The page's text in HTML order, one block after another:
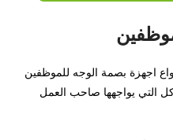
اجهزة بصمة الوجه للموظفين
التي يواجهها صاحب العمل